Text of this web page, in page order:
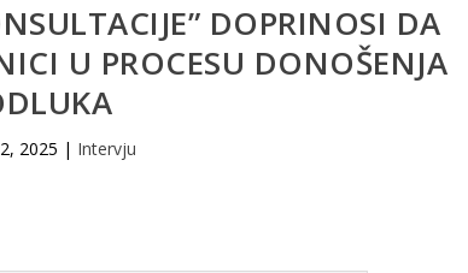
DOPRINOSI DA
U PROCESU DONOŠENJA
2025 | Intervju